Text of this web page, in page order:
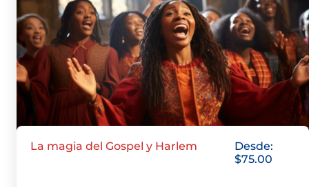
La magia del Gospel y Harlem
Desde:
$75.00